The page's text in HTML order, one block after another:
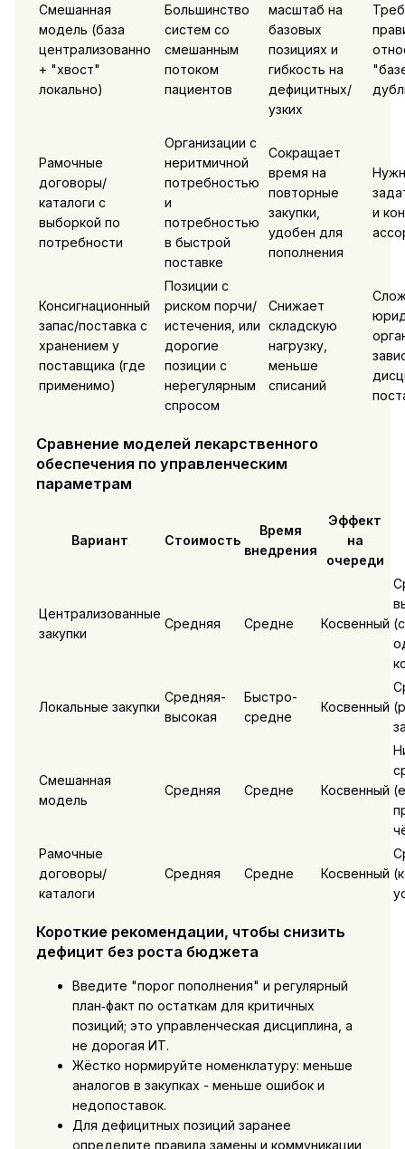
Смешанная
модель (база
централизованно
+ "хвост"
локально)
Большинство
систем со
смешанным
потоком
пациентов
масштаб на
базовых
позициях и
гибкость на
дефицитных/
узких
Рамочные
договоры/
каталоги с
выборкой по
потребности
Организации с
неритмичной
потребностью
и
потребностью
в быстрой
поставке
Сокращает
время на
повторные
закупки,
удобен для
пополнения
и
Консигнационный
запас/поставка с
хранением у
поставщика (где
применимо)
Позиции с
риском порчи/
истечения, или
дорогие
позиции с
нерегулярным
спросом
Снижает
складскую
нагрузку,
меньше
списаний
Сравнение моделей лекарственного
обеспечения по управленческим
параметрам
Вариант Стоимость
Время
внедрения
Эффект
на
очереди
Централизованные
закупки
Средняя Средне Косвенный
Локальные закупки
Средняя-
высокая
Быстро-
средне
Косвенный
Смешанная
модель
Средняя Средне Косвенный
Рамочные
договоры/
каталоги
Средняя Средне Косвенный
Короткие рекомендации, чтобы снизить
дефицит без роста бюджета
Введите "порог пополнения" и регулярный
план‑факт по остаткам для критичных
позиций; это управленческая дисциплина, а
не дорогая ИТ.
Жёстко нормируйте номенклатуру: меньше
аналогов в закупках - меньше ошибок и
недопоставок.
Для дефицитных позиций заранее
определите правила замены и коммуникации